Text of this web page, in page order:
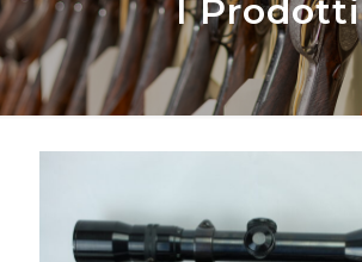
I Prodotti